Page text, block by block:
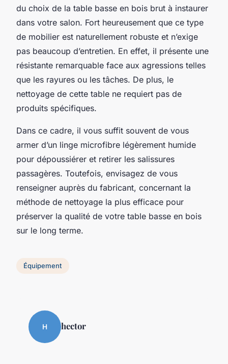
du choix de la table basse en bois brut à instaurer
dans votre salon. Fort heureusement que ce type
de mobilier est naturellement robuste et n’exige
pas beaucoup d’entretien. En effet, il présente une
résistante remarquable face aux agressions telles
que les rayures ou les tâches. De plus, le
nettoyage de cette table ne requiert pas de
produits spécifiques.
Dans ce cadre, il vous suffit souvent de vous
armer d’un linge microfibre légèrement humide
pour dépoussiérer et retirer les salissures
passagères. Toutefois, envisagez de vous
renseigner auprès du fabricant, concernant la
méthode de nettoyage la plus efficace pour
préserver la qualité de votre table basse en bois
sur le long terme.
Équipement
H hector